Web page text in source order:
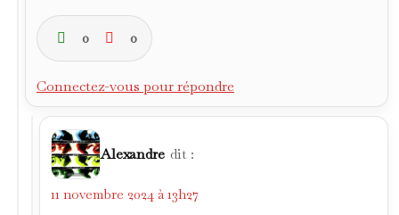
0 0
Connectez-vous pour répondre
Alexandre dit :
11 novembre 2024 à 13h27